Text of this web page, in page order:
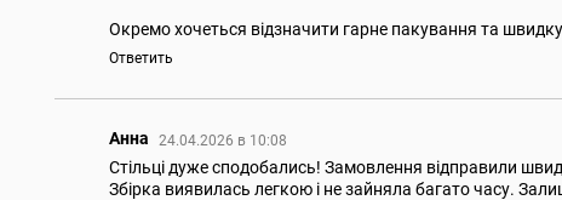
Окремо хочеться відзначити гарне пакування та
Ответить
Анна 24.04.2026 в 10:08
Стільці дуже сподобались! Замовлення відправили
Збірка виявилась легкою і не зайняла багато часу.